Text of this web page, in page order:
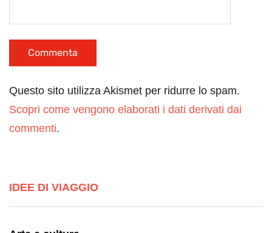
Questo sito utilizza Akismet per ridurre lo spam.
Scopri come vengono elaborati i dati derivati dai
commenti.
IDEE DI VIAGGIO